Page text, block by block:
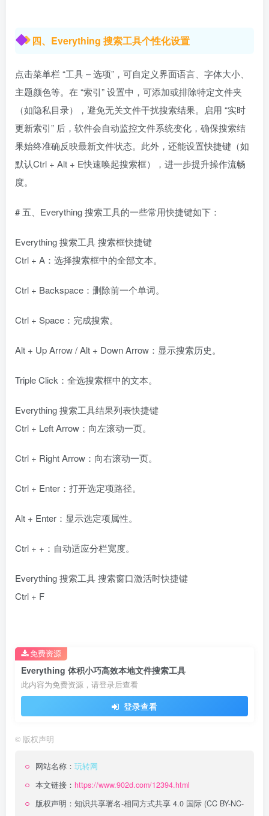
四、Everything 搜索工具个性化设置
点击菜单栏 “工具 – 选项”，可自定义界面语言、字体大小、
主题颜色等。在 “索引” 设置中，可添加或排除特定文件夹
（如隐私目录），避免无关文件干扰搜索结果。启用 “实时
更新索引” 后，软件会自动监控文件系统变化，确保搜索结
果始终准确反映最新文件状态。此外，还能设置快捷键（如
默认Ctrl + Alt + E快速唤起搜索框），进一步提升操作流畅
度。
# 五、Everything 搜索工具的一些常用快捷键如下：
Everything 搜索工具 搜索框快捷键
Ctrl + A：选择搜索框中的全部文本。
Ctrl + Backspace：删除前一个单词。
Ctrl + Space：完成搜索。
Alt + Up Arrow / Alt + Down Arrow：显示搜索历史。
Triple Click：全选搜索框中的文本。
Everything 搜索工具结果列表快捷键
Ctrl + Left Arrow：向左滚动一页。
Ctrl + Right Arrow：向右滚动一页。
Ctrl + Enter：打开选定项路径。
Alt + Enter：显示选定项属性。
Ctrl + +：自动适应分栏宽度。
Everything 搜索工具 搜索窗口激活时快捷键
Ctrl + F
Everything 体积小巧高效本地文件搜索工具
此内容为免费资源，请登录后查看
登录查看
免费资源
© 版权声明
网站名称： 玩转网
本文链接： https://www.902d.com/12394.html
版权声明： 知识共享署名-相同方式共享 4.0 国际 (CC BY-NC-